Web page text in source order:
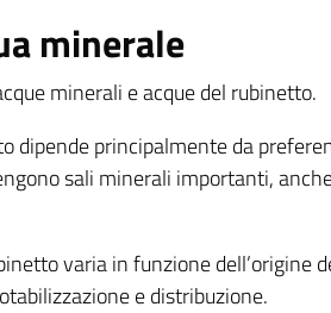
minerale
minerali e acque del rubinetto.
dipende principalmente da
sali minerali importanti,
varia in funzione dell’origine
e distribuzione.